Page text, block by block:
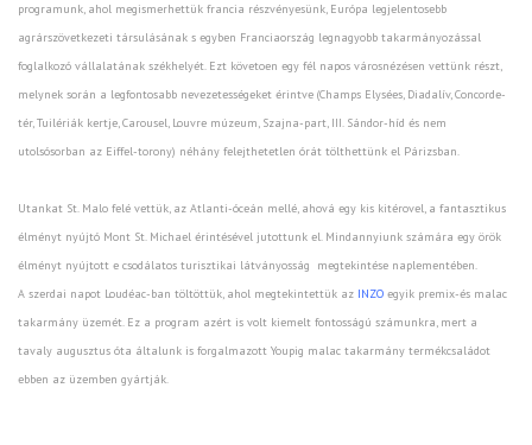
programunk, ahol megismerhettük francia részvényesünk, Európa legjelentosebb
agrárszövetkezeti társulásának s egyben Franciaország legnagyobb takarmányozással
foglalkozó vállalatának székhelyét. Ezt követoen egy fél napos városnézésen vettünk részt,
melynek során a legfontosabb nevezetességeket érintve (Champs Elysées, Diadalív, Concorde-
tér, Tuilériák kertje, Carousel, Louvre múzeum, Szajna-part, III. Sándor-híd és nem
utolsósorban az Eiffel-torony) néhány felejthetetlen órát tölthettünk el Párizsban.
Utankat St. Malo felé vettük, az Atlanti-óceán mellé, ahová egy kis kitérovel, a fantasztikus
élményt nyújtó Mont St. Michael érintésével jutottunk el. Mindannyiunk számára egy örök
élményt nyújtott e csodálatos turisztikai látványosság megtekintése naplementében.
A szerdai napot Loudéac-ban töltöttük, ahol megtekintettük az INZO egyik premix-és malac
takarmány üzemét. Ez a program azért is volt kiemelt fontosságú számunkra, mert a
tavaly augusztus óta általunk is forgalmazott Youpig malac takarmány termékcsaládot
ebben az üzemben gyártják.